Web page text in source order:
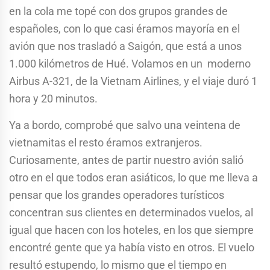
en la cola me topé con dos grupos grandes de
españoles, con lo que casi éramos mayoría en el
avión que nos trasladó a Saigón, que está a unos
1.000 kilómetros de Hué. Volamos en un moderno
Airbus A-321, de la Vietnam Airlines, y el viaje duró 1
hora y 20 minutos.
Ya a bordo, comprobé que salvo una veintena de
vietnamitas el resto éramos extranjeros.
Curiosamente, antes de partir nuestro avión salió
otro en el que todos eran asiáticos, lo que me lleva a
pensar que los grandes operadores turísticos
concentran sus clientes en determinados vuelos, al
igual que hacen con los hoteles, en los que siempre
encontré gente que ya había visto en otros. El vuelo
resultó estupendo, lo mismo que el tiempo en